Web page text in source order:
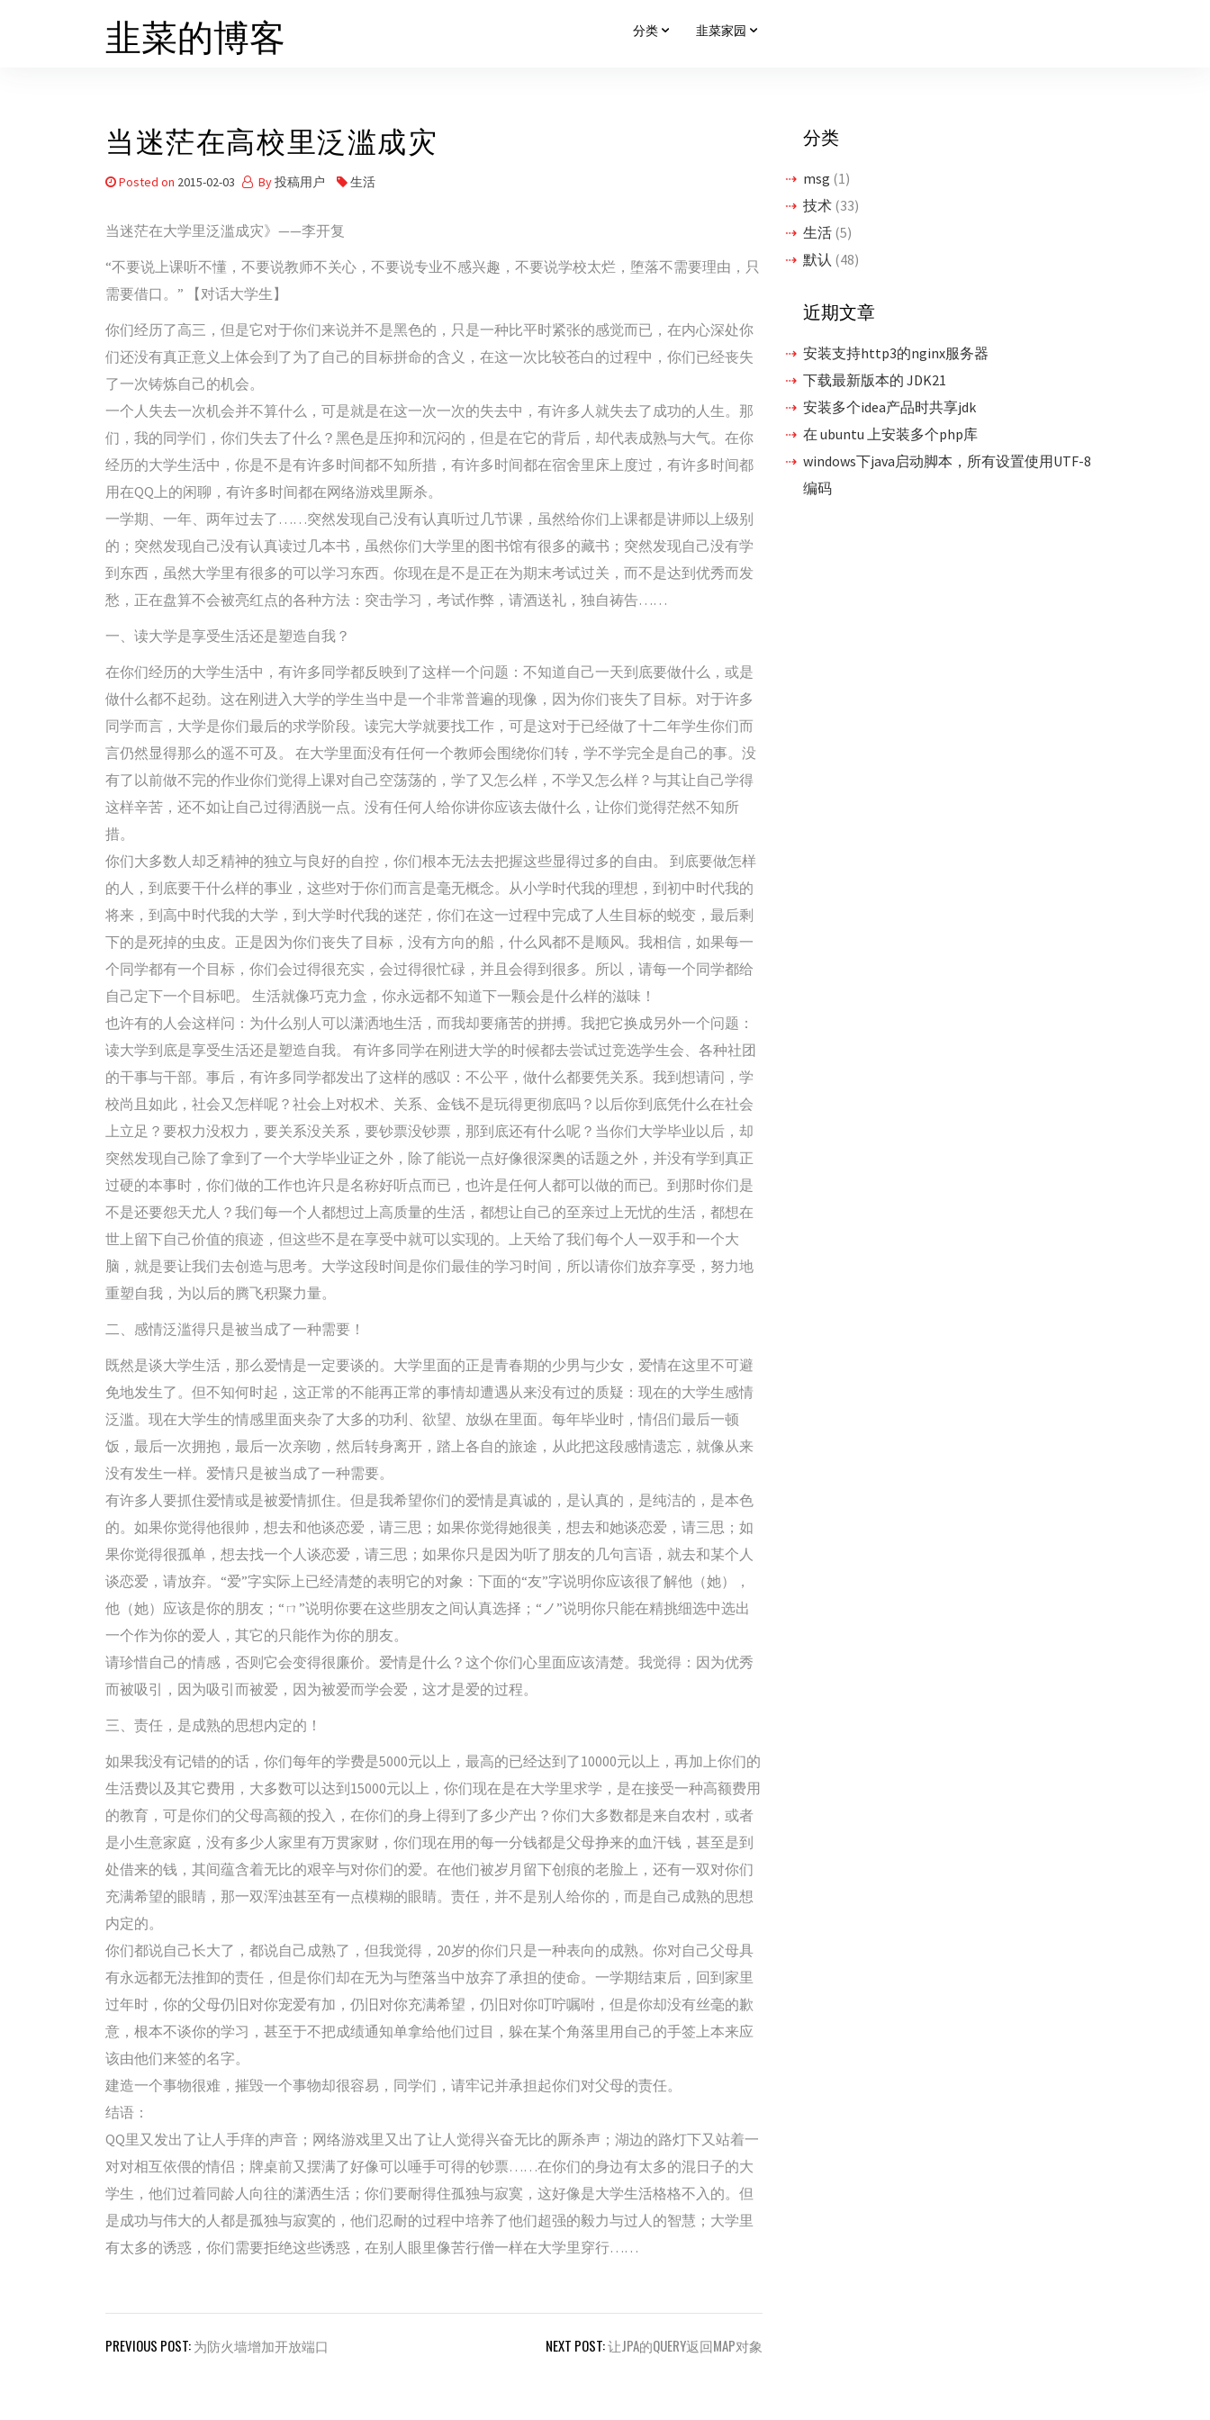
韭菜的博客 分类 韭菜家园
当迷茫在高校里泛滥成灾
Posted on 2015-02-03 By投稿用户 生活
当迷茫在大学里泛滥成灾》——李开复
“不要说上课听不懂，不要说教师不关心，不要说专业不感兴趣，不要说学校太烂，堕落不需要理由，只
需要借口。” 【对话大学生】
你们经历了高三，但是它对于你们来说并不是黑色的，只是一种比平时紧张的感觉而已，在内心深处你
们还没有真正意义上体会到了为了自己的目标拼命的含义，在这一次比较苍白的过程中，你们已经丧失
了一次铸炼自己的机会。
一个人失去一次机会并不算什么，可是就是在这一次一次的失去中，有许多人就失去了成功的人生。那
们，我的同学们，你们失去了什么？黑色是压抑和沉闷的，但是在它的背后，却代表成熟与大气。在你
经历的大学生活中，你是不是有许多时间都不知所措，有许多时间都在宿舍里床上度过，有许多时间都
用在QQ上的闲聊，有许多时间都在网络游戏里厮杀。
一学期、一年、两年过去了……突然发现自己没有认真听过几节课，虽然给你们上课都是讲师以上级别
的；突然发现自己没有认真读过几本书，虽然你们大学里的图书馆有很多的藏书；突然发现自己没有学
到东西，虽然大学里有很多的可以学习东西。你现在是不是正在为期末考试过关，而不是达到优秀而发
愁，正在盘算不会被亮红点的各种方法：突击学习，考试作弊，请酒送礼，独自祷告……
一、读大学是享受生活还是塑造自我？
在你们经历的大学生活中，有许多同学都反映到了这样一个问题：不知道自己一天到底要做什么，或是
做什么都不起劲。这在刚进入大学的学生当中是一个非常普遍的现像，因为你们丧失了目标。对于许多
同学而言，大学是你们最后的求学阶段。读完大学就要找工作，可是这对于已经做了十二年学生你们而
言仍然显得那么的遥不可及。 在大学里面没有任何一个教师会围绕你们转，学不学完全是自己的事。没
有了以前做不完的作业你们觉得上课对自己空荡荡的，学了又怎么样，不学又怎么样？与其让自己学得
这样辛苦，还不如让自己过得洒脱一点。没有任何人给你讲你应该去做什么，让你们觉得茫然不知所
措。
你们大多数人却乏精神的独立与良好的自控，你们根本无法去把握这些显得过多的自由。 到底要做怎样
的人，到底要干什么样的事业，这些对于你们而言是毫无概念。从小学时代我的理想，到初中时代我的
将来，到高中时代我的大学，到大学时代我的迷茫，你们在这一过程中完成了人生目标的蜕变，最后剩
下的是死掉的虫皮。正是因为你们丧失了目标，没有方向的船，什么风都不是顺风。我相信，如果每一
个同学都有一个目标，你们会过得很充实，会过得很忙碌，并且会得到很多。所以，请每一个同学都给
自己定下一个目标吧。 生活就像巧克力盒，你永远都不知道下一颗会是什么样的滋味！
也许有的人会这样问：为什么别人可以潇洒地生活，而我却要痛苦的拼搏。我把它换成另外一个问题：
读大学到底是享受生活还是塑造自我。 有许多同学在刚进大学的时候都去尝试过竞选学生会、各种社团
的干事与干部。事后，有许多同学都发出了这样的感叹：不公平，做什么都要凭关系。我到想请问，学
校尚且如此，社会又怎样呢？社会上对权术、关系、金钱不是玩得更彻底吗？以后你到底凭什么在社会
上立足？要权力没权力，要关系没关系，要钞票没钞票，那到底还有什么呢？当你们大学毕业以后，却
突然发现自己除了拿到了一个大学毕业证之外，除了能说一点好像很深奥的话题之外，并没有学到真正
过硬的本事时，你们做的工作也许只是名称好听点而已，也许是任何人都可以做的而已。到那时你们是
不是还要怨天尤人？我们每一个人都想过上高质量的生活，都想让自己的至亲过上无忧的生活，都想在
世上留下自己价值的痕迹，但这些不是在享受中就可以实现的。上天给了我们每个人一双手和一个大
脑，就是要让我们去创造与思考。大学这段时间是你们最佳的学习时间，所以请你们放弃享受，努力地
重塑自我，为以后的腾飞积聚力量。
二、感情泛滥得只是被当成了一种需要！
既然是谈大学生活，那么爱情是一定要谈的。大学里面的正是青春期的少男与少女，爱情在这里不可避
免地发生了。但不知何时起，这正常的不能再正常的事情却遭遇从来没有过的质疑：现在的大学生感情
泛滥。现在大学生的情感里面夹杂了大多的功利、欲望、放纵在里面。每年毕业时，情侣们最后一顿
饭，最后一次拥抱，最后一次亲吻，然后转身离开，踏上各自的旅途，从此把这段感情遗忘，就像从来
没有发生一样。爱情只是被当成了一种需要。
有许多人要抓住爱情或是被爱情抓住。但是我希望你们的爱情是真诚的，是认真的，是纯洁的，是本色
的。如果你觉得他很帅，想去和他谈恋爱，请三思；如果你觉得她很美，想去和她谈恋爱，请三思；如
果你觉得很孤单，想去找一个人谈恋爱，请三思；如果你只是因为听了朋友的几句言语，就去和某个人
谈恋爱，请放弃。“爱”字实际上已经清楚的表明它的对象：下面的“友”字说明你应该很了解他（她），
他（她）应该是你的朋友；“ㄇ”说明你要在这些朋友之间认真选择；“ノ”说明你只能在精挑细选中选出
一个作为你的爱人，其它的只能作为你的朋友。
请珍惜自己的情感，否则它会变得很廉价。爱情是什么？这个你们心里面应该清楚。我觉得：因为优秀
而被吸引，因为吸引而被爱，因为被爱而学会爱，这才是爱的过程。
三、责任，是成熟的思想内定的！
如果我没有记错的的话，你们每年的学费是5000元以上，最高的已经达到了10000元以上，再加上你们的
生活费以及其它费用，大多数可以达到15000元以上，你们现在是在大学里求学，是在接受一种高额费用
的教育，可是你们的父母高额的投入，在你们的身上得到了多少产出？你们大多数都是来自农村，或者
是小生意家庭，没有多少人家里有万贯家财，你们现在用的每一分钱都是父母挣来的血汗钱，甚至是到
处借来的钱，其间蕴含着无比的艰辛与对你们的爱。在他们被岁月留下创痕的老脸上，还有一双对你们
充满希望的眼睛，那一双浑浊甚至有一点模糊的眼睛。责任，并不是别人给你的，而是自己成熟的思想
内定的。
你们都说自己长大了，都说自己成熟了，但我觉得，20岁的你们只是一种表向的成熟。你对自己父母具
有永远都无法推卸的责任，但是你们却在无为与堕落当中放弃了承担的使命。一学期结束后，回到家里
过年时，你的父母仍旧对你宠爱有加，仍旧对你充满希望，仍旧对你叮咛嘱咐，但是你却没有丝毫的歉
意，根本不谈你的学习，甚至于不把成绩通知单拿给他们过目，躲在某个角落里用自己的手签上本来应
该由他们来签的名字。
建造一个事物很难，摧毁一个事物却很容易，同学们，请牢记并承担起你们对父母的责任。
结语：
QQ里又发出了让人手痒的声音；网络游戏里又出了让人觉得兴奋无比的厮杀声；湖边的路灯下又站着一
对对相互依偎的情侣；牌桌前又摆满了好像可以唾手可得的钞票……在你们的身边有太多的混日子的大
学生，他们过着同龄人向往的潇洒生活；你们要耐得住孤独与寂寞，这好像是大学生活格格不入的。但
是成功与伟大的人都是孤独与寂寞的，他们忍耐的过程中培养了他们超强的毅力与过人的智慧；大学里
有太多的诱惑，你们需要拒绝这些诱惑，在别人眼里像苦行僧一样在大学里穿行……
文
PREVIOUS POST:为防火墙增加开放端口 NEXT POST:让JPA的QUERY返回MAP对象
分类
msg (1)
技术 (33)
生活 (5)
默认 (48)
近期文章
安装支持http3的nginx服务器
下载最新版本的 JDK21
安装多个idea产品时共享jdk
在 ubuntu 上安装多个php库
windows下java启动脚本，所有设置使用UTF-8
编码